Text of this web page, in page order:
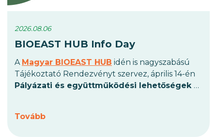
2026.08.06
BIOEAST HUB Info Day
A Magyar BIOEAST HUB idén is nagyszabású
Tájékoztató Rendezvényt szervez, április 14-én
Pályázati és együttműködési lehetőségek a
Kutatóközpontban
Tovább